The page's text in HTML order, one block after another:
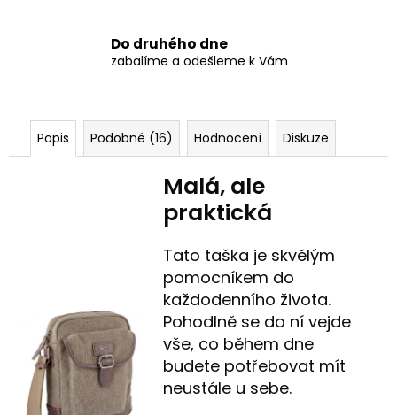
Do druhého dne
zabalíme a odešleme k Vám
Popis Podobné (16) Hodnocení Diskuze
Malá, ale
praktická
Tato taška je skvělým
pomocníkem do
každodenního života.
Pohodlně se do ní vejde
vše, co během dne
budete potřebovat mít
neustále u sebe.